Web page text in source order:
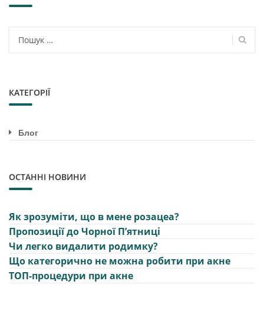
КАТЕГОРІЇ
Блог
ОСТАННІ НОВИНИ
Як зрозуміти, що в мене розацеа?
Пропозиції до Чорної Пʼятниці
Чи легко видалити родимку?
Що категорично не можна робити при акне
ТОП-процедури при акне